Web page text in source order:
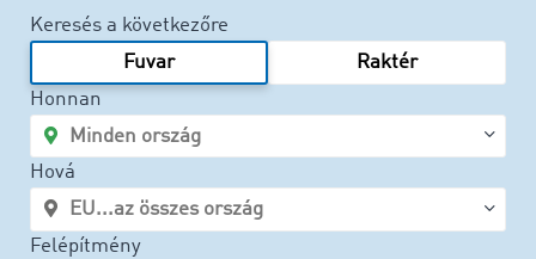
Keresés a következőre
Fuvar
Raktér
Honnan
Hová
Felépítmény